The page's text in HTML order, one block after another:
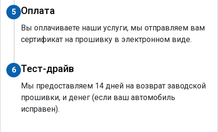
5 Оплата
Вы оплачиваете наши услуги, мы отправляем вам
сертификат на прошивку в электронном виде.
6 Тест-драйв
Мы предоставляем 14 дней на возврат заводской
прошивки, и денег (если ваш автомобиль
исправен).